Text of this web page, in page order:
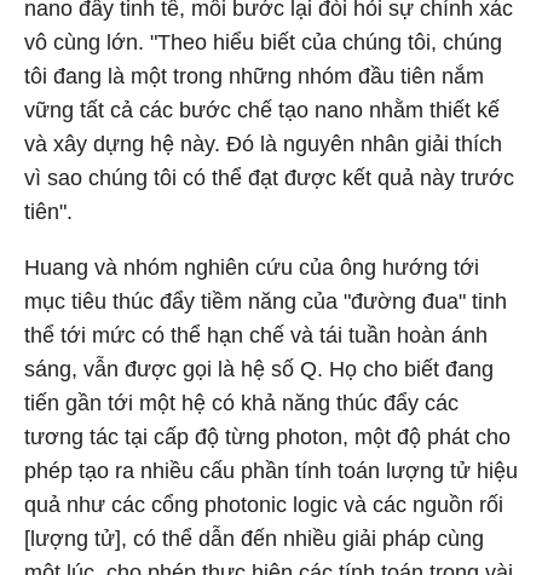
nano đầy tinh tế, mỗi bước lại đòi hỏi sự chính xác
vô cùng lớn. "Theo hiểu biết của chúng tôi, chúng
tôi đang là một trong những nhóm đầu tiên nắm
vững tất cả các bước chế tạo nano nhằm thiết kế
và xây dựng hệ này. Đó là nguyên nhân giải thích
vì sao chúng tôi có thể đạt được kết quả này trước
tiên".
Huang và nhóm nghiên cứu của ông hướng tới
mục tiêu thúc đẩy tiềm năng của "đường đua" tinh
thể tới mức có thể hạn chế và tái tuần hoàn ánh
sáng, vẫn được gọi là hệ số Q. Họ cho biết đang
tiến gần tới một hệ có khả năng thúc đẩy các
tương tác tại cấp độ từng photon, một độ phát cho
phép tạo ra nhiều cấu phần tính toán lượng tử hiệu
quả như các cổng photonic logic và các nguồn rối
[lượng tử], có thể dẫn đến nhiều giải pháp cùng